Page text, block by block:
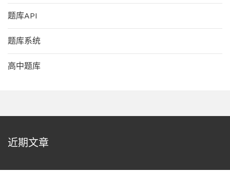
题库API
题库系统
高中题库
近期文章